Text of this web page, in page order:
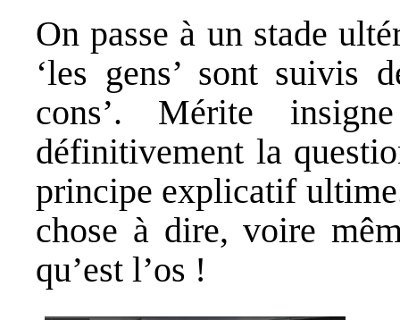
On passe à un stade
‘les gens’ sont suivis
cons’. Mérite
définitivement la
principe explicatif
chose à dire, voire
qu’est l’os !